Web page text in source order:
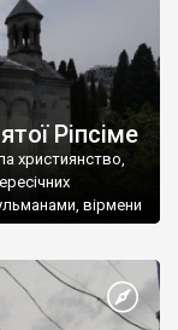
Ріпсіме
християнство,
вірмени